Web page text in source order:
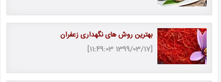
بهترین روش های نگهداری زعفران
[1399/03/17 11:49:03]